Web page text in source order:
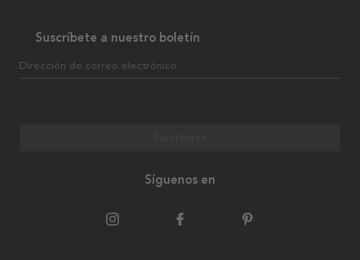
Suscríbete a nuestro boletín
Dirección de correo electrónico
Síguenos en